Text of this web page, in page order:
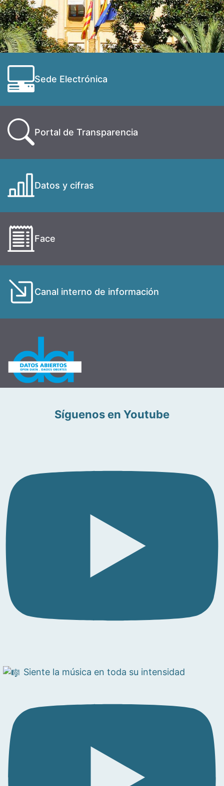
Sede Electrónica
Portal de Transparencia
Datos y cifras
Face
Canal interno de información
Síguenos en Youtube
Siente la música en toda su intensidad